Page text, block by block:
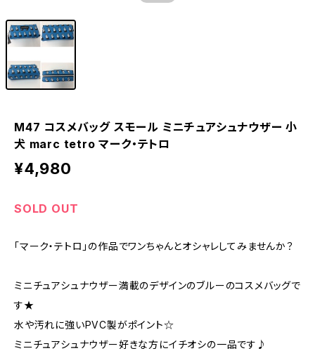
M47 コスメバッグ スモール ミニチュアシュナウザー 小
犬 marc tetro マーク・テトロ
¥4,980
SOLD OUT
「マーク・テトロ」の作品でワンちゃんとオシャレしてみませんか？
ミニチュアシュナウザー満載のデザインのブルーのコスメバッグで
す★
水や汚れに強いPVC製がポイント☆
ミニチュアシュナウザー好きな方にイチオシの一品です♪